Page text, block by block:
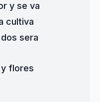
y se va
cultiva
sera
flores